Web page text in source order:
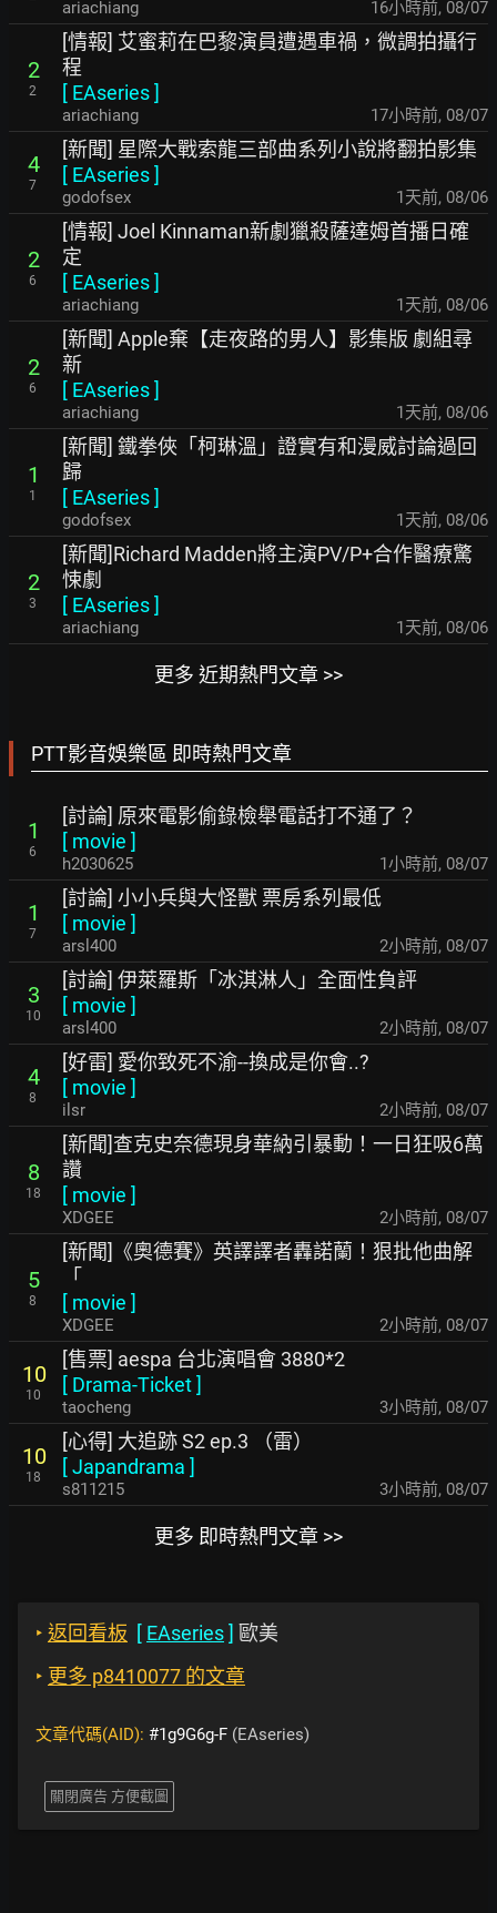
ariachiang 16小時前, 08/07
2
2
[情報] 艾蜜莉在巴黎演員遭遇車禍，微調拍攝行
程
[ EAseries]
ariachiang 17小時前, 08/07
4
7
[新聞] 星際大戰索龍三部曲系列小說將翻拍影集
[ EAseries]
godofsex 1天前, 08/06
2
6
[情報] Joel Kinnaman新劇獵殺薩達姆首播日確
定
[ EAseries]
ariachiang 1天前, 08/06
2
6
[新聞] Apple棄【走夜路的男人】影集版 劇組尋
新
[ EAseries]
ariachiang 1天前, 08/06
1
1
[新聞] 鐵拳俠「柯琳溫」證實有和漫威討論過回
歸
[ EAseries]
godofsex 1天前, 08/06
2
3
[新聞]Richard Madden將主演PV/P+合作醫療驚
悚劇
[ EAseries]
ariachiang 1天前, 08/06
更多 近期熱門文章 >>
PTT影音娛樂區 即時熱門文章
1
6
[討論] 原來電影偷錄檢舉電話打不通了？
[ movie ]
h2030625 1小時前, 08/07
1
7
[討論] 小小兵與大怪獸 票房系列最低
[ movie ]
arsl400 2小時前, 08/07
3
10
[討論] 伊萊羅斯「冰淇淋人」全面性負評
[ movie ]
arsl400 2小時前, 08/07
4
8
[好雷] 愛你致死不渝--換成是你會..?
[ movie ]
ilsr 2小時前, 08/07
8
18
[新聞]查克史奈德現身華納引暴動！一日狂吸6萬
讚
[ movie ]
XDGEE 2小時前, 08/07
5
8
[新聞]《奧德賽》英譯譯者轟諾蘭！狠批他曲解
「
[ movie ]
XDGEE 2小時前, 08/07
10
10
[售票] aespa 台北演唱會 3880*2
[ Drama-Ticket]
taocheng 3小時前, 08/07
10
18
[心得] 大追跡 S2 ep.3 （雷）
[Japandrama ]
s811215 3小時前, 08/07
更多 即時熱門文章 >>
‣ 返回看板 [ EAseries] 歐美
‣ 更多 p8410077 的文章
文章代碼(AID): #1g9G6g-F (EAseries)
關閉廣告 方便截圖